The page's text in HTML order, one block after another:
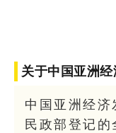
关于中国亚洲
中国亚洲经济
民政部登记